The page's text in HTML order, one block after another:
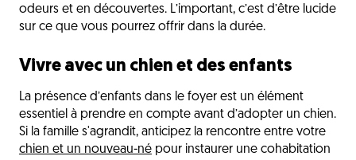
odeurs et en découvertes. L’important, c’est d’être lucide
sur ce que vous pourrez offrir dans la durée.
Vivre avec un chien et des enfants
La présence d’enfants dans le foyer est un élément
essentiel à prendre en compte avant d’adopter un chien.
Si la famille s'agrandit, anticipez la rencontre entre votre
chien et un nouveau-né pour instaurer une cohabitation